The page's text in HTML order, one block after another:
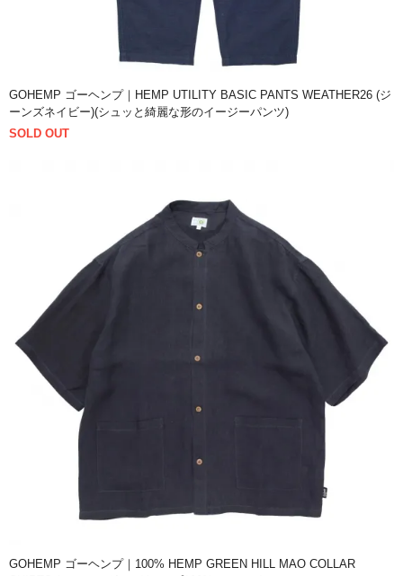
GOHEMP ゴーヘンプ｜HEMP UTILITY BASIC PANTS WEATHER26 (ジ
ーンズネイビー)(シュッと綺麗な形のイージーパンツ)
SOLD OUT
GOHEMP ゴーヘンプ｜100% HEMP GREEN HILL MAO COLLAR